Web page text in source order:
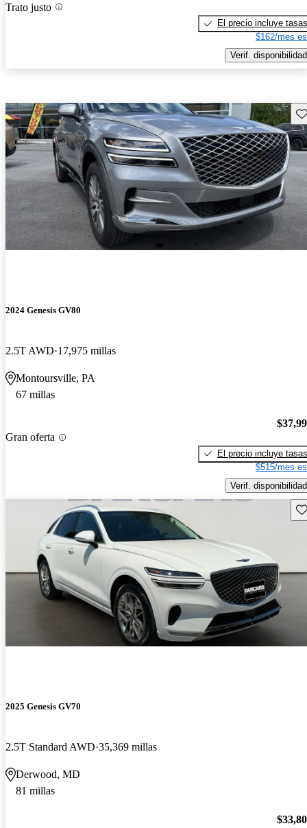
Trato justo
El precio incluye tasas
$162/mes
Verif. disponibilidad
2024 Genesis GV80
2.5T AWD 17,975 millas
Montoursville, PA
67 millas
Gran oferta
El precio incluye tasas
$515/mes
Verif. disponibilidad
2025 Genesis GV70
2.5T Standard AWD 35,369 millas
Derwood, MD
81 millas